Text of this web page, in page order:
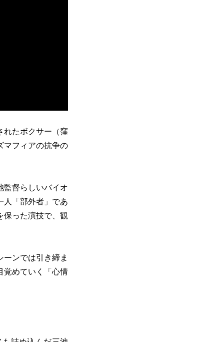
れたボクサー（窪
マフィアの抗争の
監督らしいバイオ
人「部外者」であ
保った演技で、観
ンでは引き締ま
覚めていく「心情